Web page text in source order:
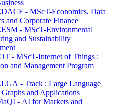
- MScT-Economics, Data
and Corporate Finance
- MScT-Environmental
and Sustainability
- MScT-Internet of Things :
and Management Program
- Track : Large Language
and Applications
- AI for Markets and